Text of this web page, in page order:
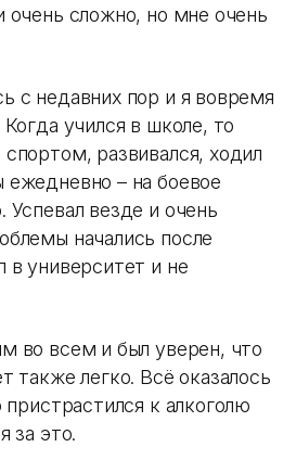
очень сложно, но мне очень
с недавних пор и я вовремя
учился в школе, то
развивался, ходил
ежедневно – на боевое
Успевал везде и очень
начались после
в университет и не
во всем и был уверен, что
также легко. Всё оказалось
пристрастился к алкоголю
за это.